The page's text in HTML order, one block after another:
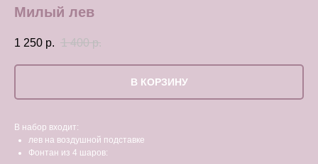
Милый лев
1 250 р. 1 400 р.
В КОРЗИНУ
В набор входит:
лев на воздушной подставке
Фонтан из 4 шаров: